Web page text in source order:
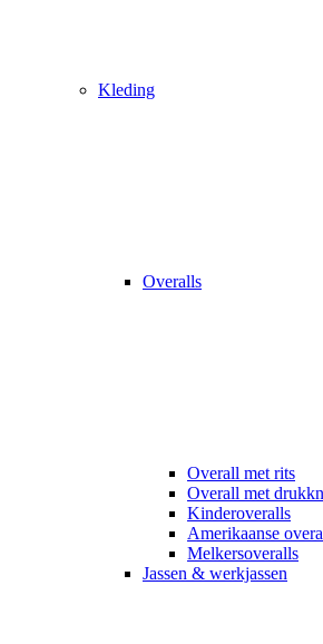
Kleding
Overalls
Overall met rits
Overall met
Kinderoveralls
Amerikaanse
Melkersoveralls
Jassen & werkjassen